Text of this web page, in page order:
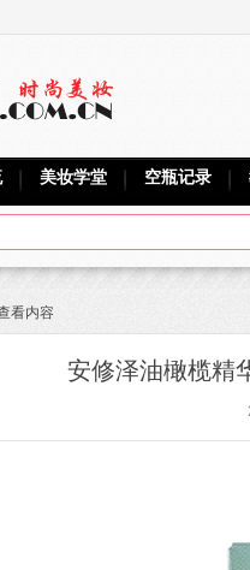
美妆学堂 空瓶记录
看内容
安修泽油橄榄精